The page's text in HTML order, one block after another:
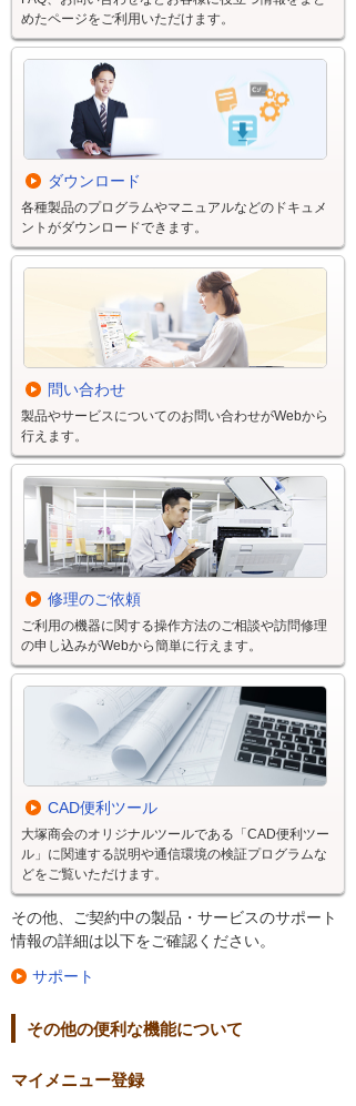
めたページをご利用いただけます。
ダウンロード
各種製品のプログラムやマニュアルなどのドキュメ
ントがダウンロードできます。
問い合わせ
製品やサービスについてのお問い合わせがWebから
行えます。
修理のご依頼
ご利用の機器に関する操作方法のご相談や訪問修理
の申し込みがWebから簡単に行えます。
CAD便利ツール
大塚商会のオリジナルツールである「CAD便利ツー
ル」に関連する説明や通信環境の検証プログラムな
どをご覧いただけます。
その他、ご契約中の製品・サービスのサポート
情報の詳細は以下をご確認ください。
サポート
その他の便利な機能について
マイメニュー登録